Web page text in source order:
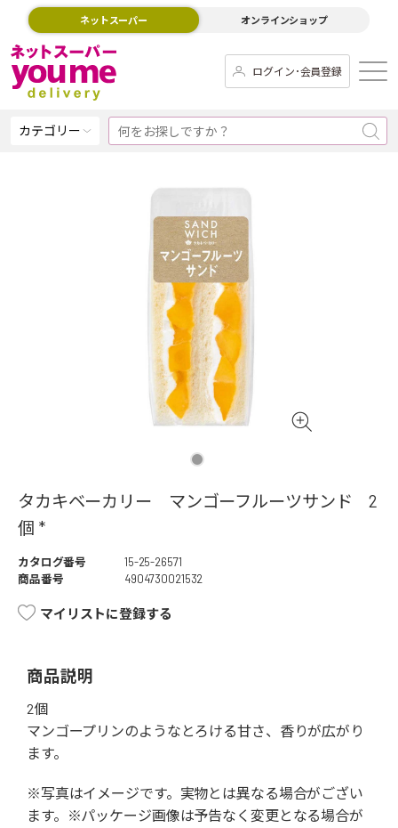
ネットスーパー オンラインショップ
ログイン･会員登録
カテゴリー
タカキベーカリー マンゴーフルーツサンド 2
個 *
カタログ番号
15-25-26571
商品番号
4904730021532
マイリストに登録する
商品説明
2個
マンゴープリンのようなとろける甘さ、香りが広がり
ます。
※写真はイメージです。実物とは異なる場合がござい
ます。※パッケージ画像は予告なく変更となる場合が